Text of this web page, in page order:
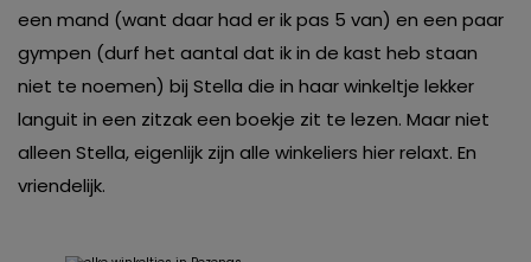
een mand (want daar had er ik pas 5 van) en een paar
gympen (durf het aantal dat ik in de kast heb staan
niet te noemen) bij Stella die in haar winkeltje lekker
languit in een zitzak een boekje zit te lezen. Maar niet
alleen Stella, eigenlijk zijn alle winkeliers hier relaxt. En
vriendelijk.